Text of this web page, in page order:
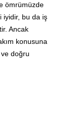
ömrümüzde
iyidir, bu da iş
Ancak
konusuna
ve doğru